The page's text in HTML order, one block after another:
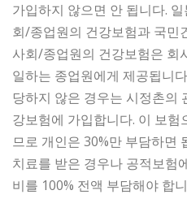
가입하지 않으면 안 됩니다.
회/종업원의 건강보험과 국민
사회/종업원의 건강보험은 회
일하는 종업원에게 제공됩니
당하지 않은 경우는 시정촌의
강보험에 가입합니다. 이 보
므로 개인은 30%만 부담하면
치료를 받은 경우나 공적보험
비를 100% 전액 부담해야 합